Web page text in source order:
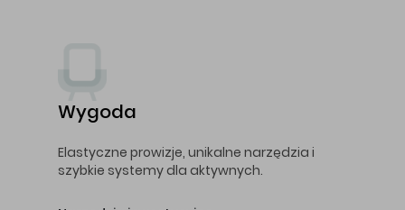
Wygoda
Elastyczne prowizje, unikalne narzędzia i
szybkie systemy dla aktywnych.